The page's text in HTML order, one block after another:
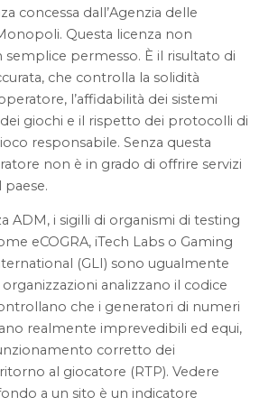
concessa dall’Agenzia delle
Questa licenza non
semplice permesso. È il risultato di
che controlla la solidità
l’affidabilità dei sistemi
dei giochi e il rispetto dei protocolli di
responsabile. Senza questa
non è in grado di offrire servizi
ADM, i sigilli di organismi di testing
eCOGRA, iTech Labs o Gaming
(GLI) sono ugualmente
organizzazioni analizzano il codice
che i generatori di numeri
realmente imprevedibili ed equi,
corretto dei
al giocatore (RTP). Vedere
a un sito è un indicatore